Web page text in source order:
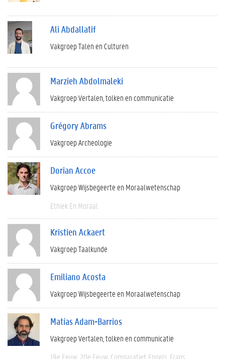
Ali Abdallatif
Vakgroep Talen en Culturen
Marzieh Abdolmaleki
Vakgroep Vertalen, tolken en communicatie
Grégory Abrams
Vakgroep Archeologie
Dorian Accoe
Vakgroep Wijsbegeerte en Moraalwetenschap
Ethiek En Moraal
Kristien Ackaert
Vakgroep Taalkunde
Emiliano Acosta
Vakgroep Wijsbegeerte en Moraalwetenschap
Matías Adam-Barrios
Vakgroep Vertalen, tolken en communicatie
19e Eeuw 20e Eeuw Comparatief Engels Frans